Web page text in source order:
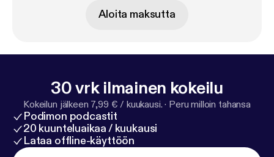
Aloita maksutta
30 vrk ilmainen kokeilu
Kokeilun jälkeen 7,99 € / kuukausi. · Peru milloin tahansa
Podimon podcastit
20 kuunteluaikaa / kuukausi
Lataa offline-käyttöön